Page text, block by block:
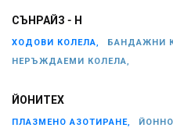
СЪНРАЙЗ - Н
ХОДОВИ КОЛЕЛА,
БАНДАЖНИ
НЕРЪЖДАЕМИ КОЛЕЛА,
ЙОНИТЕХ
ПЛАЗМЕНО АЗОТИРАНЕ,